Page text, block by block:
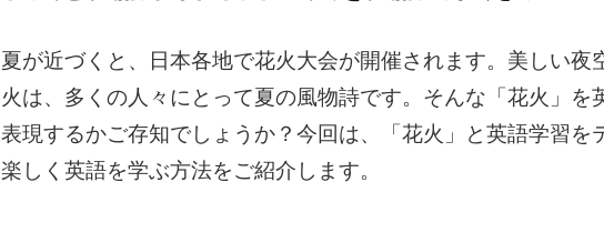
夏が近づくと、日本各地で花火大会が開催されます。美しい夜
火は、多くの人々にとって夏の風物詩です。そんな「花火」を
表現するかご存知でしょうか？今回は、「花火」と英語学習を
楽しく英語を学ぶ方法をご紹介します。